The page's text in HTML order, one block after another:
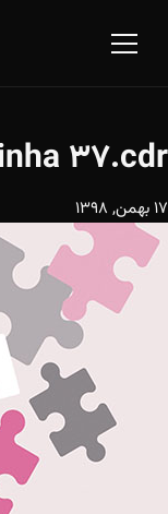
37.cdr
17 بهمن, 1398